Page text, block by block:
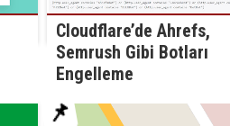
Cloudflare’de Ahrefs,
Semrush Gibi Botları
Engelleme
📌